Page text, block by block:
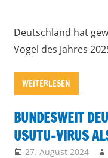
Deutschland hat
Vogel des Jahres
WEITERLESEN
BUNDESWEIT
USUTU-VIRUS
27. August 2024